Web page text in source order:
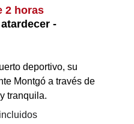
2 horas
-
deportivo, su
Montgó a través de
tranquila.